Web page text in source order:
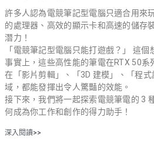
許多人認為電競筆記型電腦只適合用來
的處理器、高效的顯示卡和高速的儲存
潛力！
「電競筆記型電腦只能打遊戲？」 這個
事實上，這些高性能的筆電在RTX 50系
在「影片剪輯」、「3D 建模」、「程
域，都能發揮出令人驚豔的效能。
接下來，我們將一起探索電競筆電的 3
何成為你工作和創作的得力助手！
深入閱讀>>